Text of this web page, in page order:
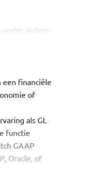
andere:
, kwartaal-
en financiële
ondersteuning
en
controles
een financiële
of
als GL
functie
GAAP
Oracle, of